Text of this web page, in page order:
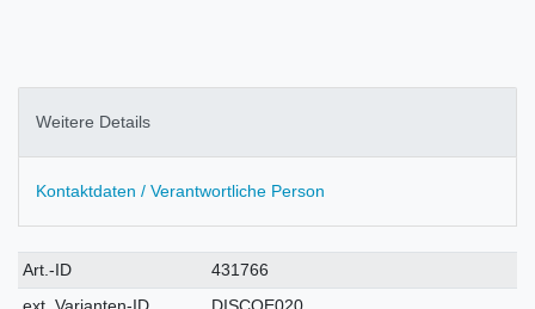
Weitere Details
Kontaktdaten / Verantwortliche Person
Technisches
Merkmal
Wert
Art.-ID
431766